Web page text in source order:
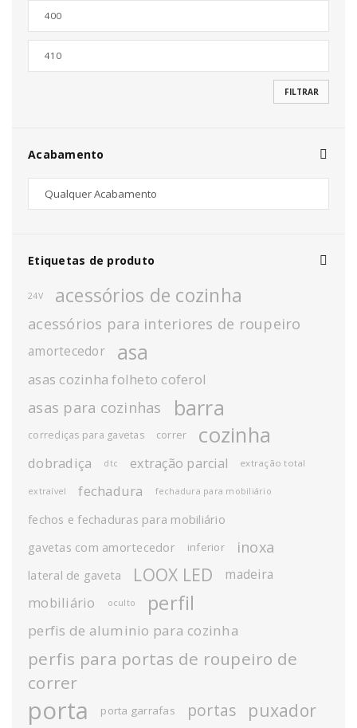
FILTRAR
Acabamento
Etiquetas de produto
24V acessórios de cozinha
acessórios para interiores de roupeiro
amortecedor asa
asas cozinha folheto coferol
asas para cozinhas barra
corrediças para gavetas correr cozinha
dobradiça dtc extração parcial extração total
extraível fechadura fechadura para mobiliário
fechos e fechaduras para mobiliário
gavetas com amortecedor
inferior inoxa
lateral de gaveta LOOX LED madeira
mobiliário oculto perfil
perfis de aluminio para cozinha
perfis para portas de roupeiro de
correr
porta porta garrafas portas puxador